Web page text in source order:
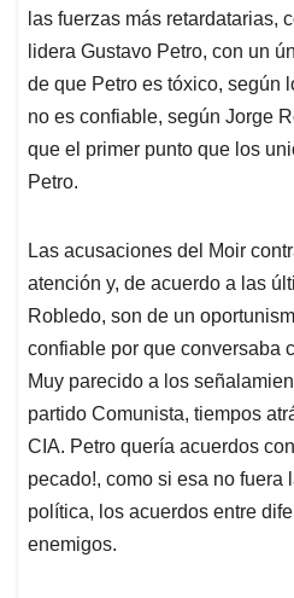
las fuerzas más retardatarias,
lidera Gustavo Petro, con un
de que Petro es tóxico, según
no es confiable, según Jorge
que el primer punto que los
Petro.
Las acusaciones del Moir
atención y, de acuerdo a las
Robledo, son de un
confiable por que conversaba
Muy parecido a los
partido Comunista, tiempos
CIA. Petro quería acuerdos
pecado!, como si esa no fuera
política, los acuerdos entre
enemigos.